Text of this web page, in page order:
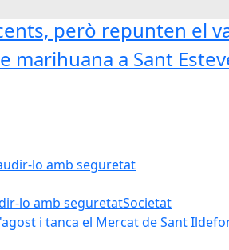
però repunten el
a Sant
lo amb seguretatSocietat